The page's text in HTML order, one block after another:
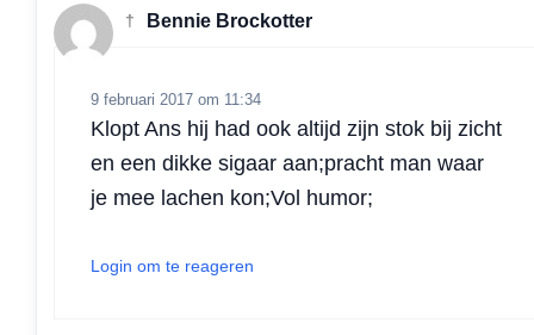
† Bennie Brockotter
9 februari 2017 om 11:34
Klopt Ans hij had ook altijd zijn stok bij zicht
en een dikke sigaar aan;pracht man waar
je mee lachen kon;Vol humor;
Login om te reageren